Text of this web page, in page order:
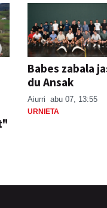
Babes zabala
du Ansak
Aiurri abu 07, 13:55
URNIETA